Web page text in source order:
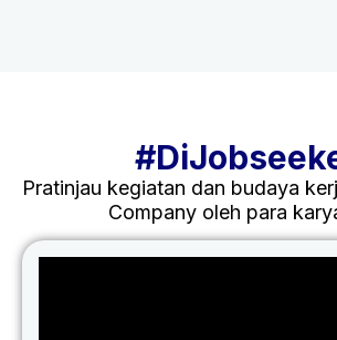
Pratinjau kegiatan dan budaya
Company oleh para